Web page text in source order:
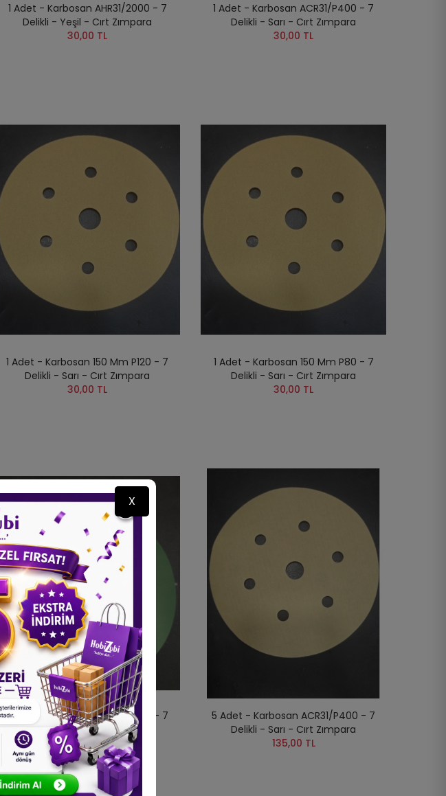
1 Adet - Karbosan AHR31/2000 - 7
Delikli - Yeşil - Cırt Zımpara
30,00 TL
1 Adet - Karbosan ACR31/P400 - 7
Delikli - Sarı - Cırt Zımpara
30,00 TL
1 Adet - Karbosan 150 Mm P120 - 7
Delikli - Sarı - Cırt Zımpara
30,00 TL
1 Adet - Karbosan 150 Mm P80 - 7
Delikli - Sarı - Cırt Zımpara
30,00 TL
5 Adet - Karbosan AHR31/2000 - 7
Delikli - Yeşil - Cırt Zımpara
135,00 TL
5 Adet - Karbosan ACR31/P400 - 7
Delikli - Sarı - Cırt Zımpara
135,00 TL
X